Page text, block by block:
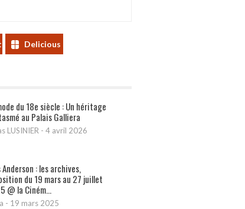
Delicious
du 18e siècle : Un héritage
au Palais Galliera
LUSINIER - 4 avril 2026
Anderson : les archives,
du 19 mars au 27 juillet
@ la Ciném...
- 19 mars 2025